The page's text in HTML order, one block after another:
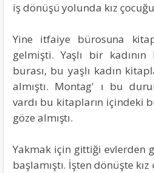
iş dönüşü yolunda kız
Yine itfaiye bürosuna
gelmişti. Yaşlı bir
burası, bu yaşlı kadın
almıştı. Montag' ı bu
vardı bu kitapların içindeki
göze almıştı.
Yakmak için gittiği evlerden
başlamıştı. İşten dönüşte